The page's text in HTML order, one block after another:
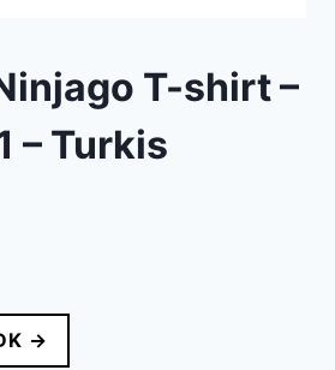
T-shirt –
– Turkis
→